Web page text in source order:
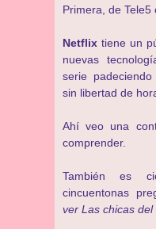
Primera, de Tele5
Netflix tiene un
nuevas
serie
sin libertad de
Ahí veo una
comprender.
También es
cincuentonas
ver Las chicas del